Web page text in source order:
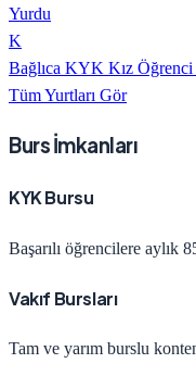
Yurdu
K
Bağlıca KYK Kız Öğrenci
Tüm Yurtları Gör
Burs İmkanları
KYK Bursu
Başarılı öğrencilere aylık
Vakıf Bursları
Tam ve yarım burslu